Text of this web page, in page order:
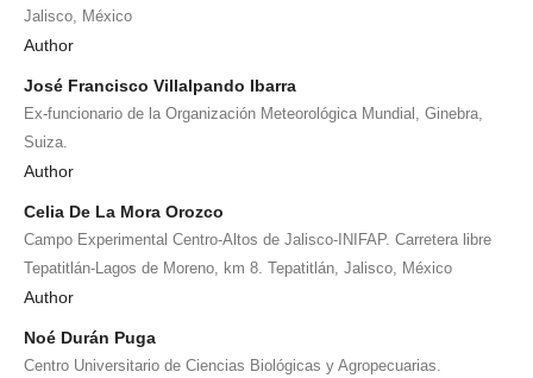
Jalisco, México
Author
José Francisco Villalpando Ibarra
Ex-funcionario de la Organización Meteorológica Mundial, Ginebra,
Suiza.
Author
Celia De La Mora Orozco
Campo Experimental Centro-Altos de Jalisco-INIFAP. Carretera libre
Tepatitlán-Lagos de Moreno, km 8. Tepatitlán, Jalisco, México
Author
Noé Durán Puga
Centro Universitario de Ciencias Biológicas y Agropecuarias.